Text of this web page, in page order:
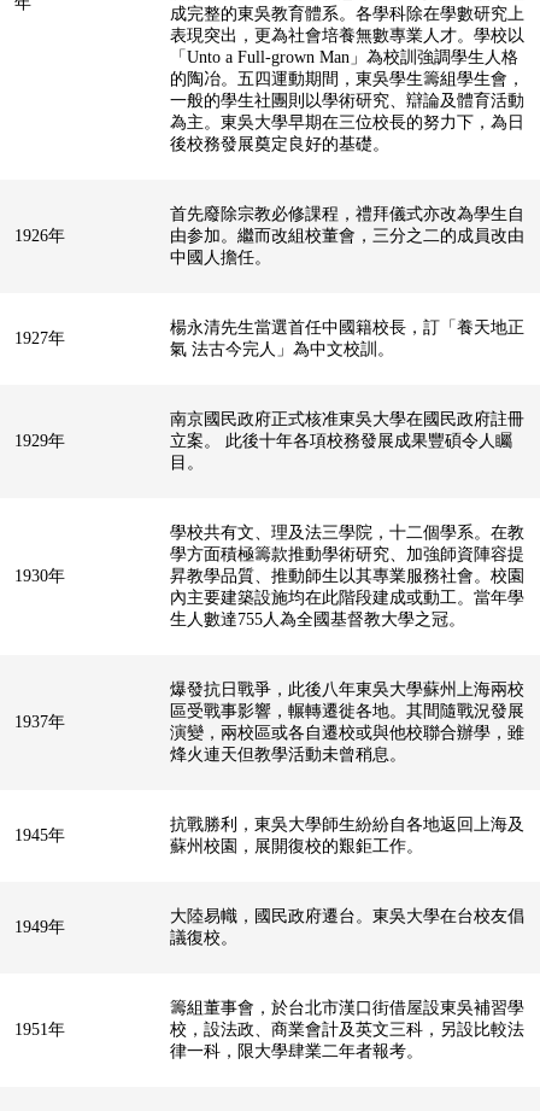
成完整的東吳教育體系。各學科除在學數研究上
表現突出，更為社會培養無數專業人才。學校以
「Unto a Full-grown Man」為校訓強調學生人格
的陶冶。五四運動期間，東吳學生籌組學生會，
一般的學生社團則以學術研究、辯論及體育活動
為主。東吳大學早期在三位校長的努力下，為日
後校務發展奠定良好的基礎。
1926年
首先廢除宗教必修課程，禮拜儀式亦改為學生自
由参加。繼而改組校董會，三分之二的成員改由
中國人擔任。
1927年
楊永清先生當選首任中國籍校長，訂「養天地正
氣 法古今完人」為中文校訓。
1929年
南京國民政府正式核准東吳大學在國民政府註冊
立案。 此後十年各項校務發展成果豐碩令人矚
目。
1930年
學校共有文、理及法三學院，十二個學系。在教
學方面積極籌款推動學術研究、加強師資陣容提
昇教學品質、推動師生以其專業服務社會。校園
內主要建築設施均在此階段建成或動工。當年學
生人數達755人為全國基督教大學之冠。
1937年
爆發抗日戰爭，此後八年東吳大學蘇州上海兩校
區受戰事影響，輾轉遷徙各地。其間隨戰況發展
演變，兩校區或各自遷校或與他校聯合辦學，雖
烽火連天但教學活動未曾稍息。
1945年
抗戰勝利，東吳大學師生紛紛自各地返回上海及
蘇州校園，展開復校的艱鉅工作。
1949年
大陸易幟，國民政府遷台。東吳大學在台校友倡
議復校。
1951年
籌組董事會，於台北市漢口街借屋設東吳補習學
校，設法政、商業會計及英文三科，另設比較法
律一科，限大學肆業二年者報考。